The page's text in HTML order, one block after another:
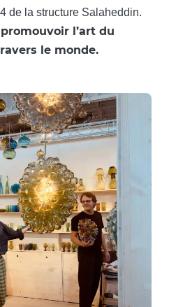
de la structure Salaheddin.
l’art du
le monde.